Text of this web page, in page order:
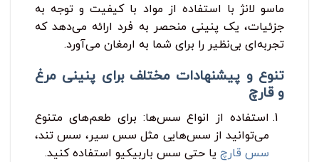
ماسو لانژ با استفاده از مواد با کیفیت و توجه به
جزئیات، یک پنینی منحصر به فرد ارائه می‌دهد که
تجربه‌ای بی‌نظیر را برای شما به ارمغان می‌آورد.
تنوع و پیشنهادات مختلف برای پنینی مرغ
و قارچ
استفاده از انواع سس‌ها: برای طعم‌های متنوع
می‌توانید از سس‌هایی مثل سس سیر، سس تند،
سس قارچیا حتی سس باربیکیو استفاده کنید.